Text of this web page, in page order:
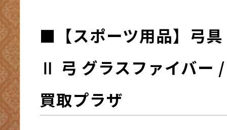
■【スポーツ用品】弓
Ⅱ 弓 グラスファイバー
買取プラザ